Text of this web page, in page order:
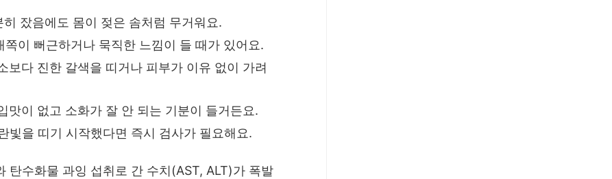
잤음에도 몸이 젖은 솜처럼 무거워요.
쪽이 뻐근하거나 묵직한 느낌이 들 때가 있어요.
보다 진한 갈색을 띠거나 피부가 이유 없이 가려
맛이 없고 소화가 잘 안 되는 기분이 들거든요.
빛을 띠기 시작했다면 즉시 검사가 필요해요.
탄수화물 과잉 섭취로 간 수치(AST, ALT)가 폭발